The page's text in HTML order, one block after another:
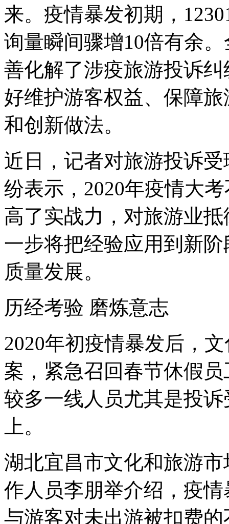
来。疫情暴发初期，
询量瞬间骤增10倍有余
善化解了涉疫旅游投诉
好维护游客权益、保障
和创新做法。
近日，记者对旅游投诉
纷表示，2020年疫情大
高了实战力，对旅游业
一步将把经验应用到新
质量发展。
历经考验 磨炼意志
2020年初疫情暴发后，
案，紧急召回春节休假
较多一线人员尤其是投
上。
湖北宜昌市文化和旅游
作人员李朋举介绍，疫
与游客对未出游被扣费